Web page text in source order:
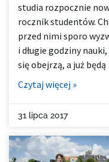
studia rozpocznie
rocznik studentów.
przed nimi sporo
i długie godziny
się obejrzą, a już będą
Czytaj więcej »
31 lipca 2017